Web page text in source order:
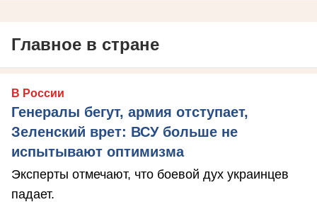
Главное в стране
В России
Генералы бегут, армия отступает,
Зеленский врет: ВСУ больше не
испытывают оптимизма
Эксперты отмечают, что боевой дух украинцев
падает.